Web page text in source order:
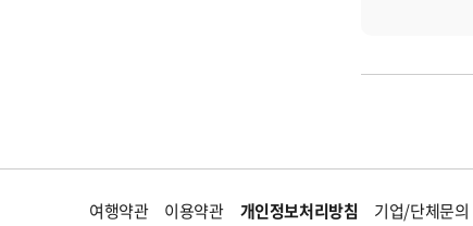
여행약관 이용약관 개인정보처리방침 기업/단체문의